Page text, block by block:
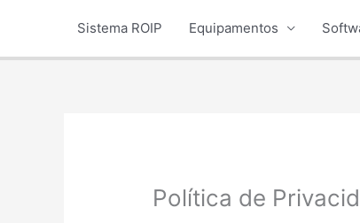
Sistema ROIP Equipamentos
Política de